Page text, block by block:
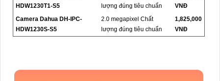
HDW1230T1-S5
lượng đúng tiêu chuẩn
VNĐ
Camera Dahua DH-IPC-
HDW1230S-S5
2.0 megapixel Chất
lượng đúng tiêu chuẩn
1,825,000
VNĐ